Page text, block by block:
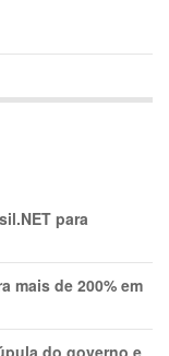
para
mais de 200% em
do governo e